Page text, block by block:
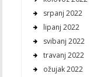
srpanj 2022
lipanj 2022
svibanj 2022
travanj 2022
ožujak 2022